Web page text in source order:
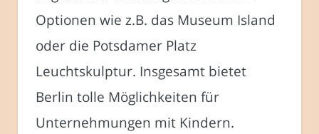
Optionen wie z.B. das Museum Island
oder die Potsdamer Platz
Leuchtskulptur. Insgesamt bietet
Berlin tolle Möglichkeiten für
Unternehmungen mit Kindern.